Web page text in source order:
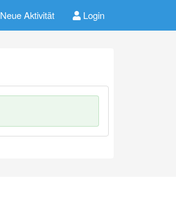
Neue Aktivität Login